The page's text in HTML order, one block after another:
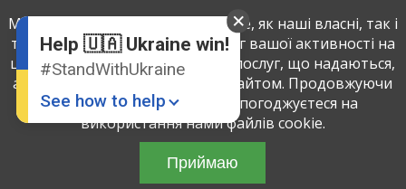
Ukrainian
-1403 -5 -3
Help 🇺🇦 Ukraine win!
#StandWithUkraine
See how to help
Ми використовуємо файли cookie, як наші власні, так і
третіх осіб, щоб визначити обсяг вашої активності на
цьому сайті і поліпшити якість послуг, що надаються,
аналізуючи вашу взаємодію з сайтом. Продовжуючи
використовувати сайт, ви погоджуєтеся на
використання нами файлів cookie.
Приймаю